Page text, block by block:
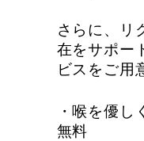
さらに、リ
在をサポー
ビスをご用
・喉を優
無料